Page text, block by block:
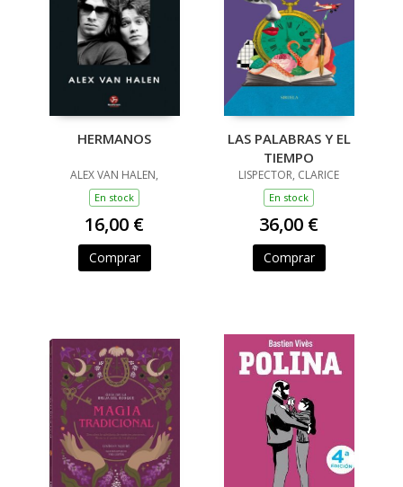
HERMANOS
ALEX VAN HALEN,
En stock
16,00 €
Comprar
LAS PALABRAS Y EL
TIEMPO
LISPECTOR, CLARICE
En stock
36,00 €
Comprar